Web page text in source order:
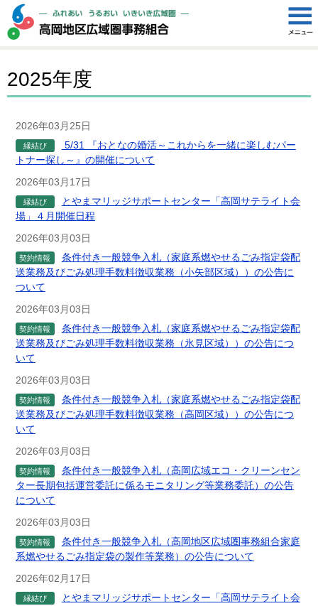
2025年度
2026年03月25日
縁結び
5/31 『おとなの婚活～これからを一緒に楽しむパー
トナー探し～』の開催について
2026年03月17日
縁結び
とやまマリッジサポートセンター「高岡サテライト会
場」４月開催日程
2026年03月03日
契約情報
条件付き一般競争入札（家庭系燃やせるごみ指定袋配
送業務及びごみ処理手数料徴収業務（小矢部区域））の公告に
ついて
2026年03月03日
契約情報
条件付き一般競争入札（家庭系燃やせるごみ指定袋配
送業務及びごみ処理手数料徴収業務（氷見区域））の公告につ
いて
2026年03月03日
契約情報
条件付き一般競争入札（家庭系燃やせるごみ指定袋配
送業務及びごみ処理手数料徴収業務（高岡区域））の公告につ
いて
2026年03月03日
契約情報
条件付き一般競争入札（高岡広域エコ・クリーンセン
ター長期包括運営委託に係るモニタリング等業務委託）の公告
について
2026年03月03日
契約情報
条件付き一般競争入札（高岡地区広域圏事務組合家庭
系燃やせるごみ指定袋の製作等業務）の公告について
2026年02月17日
縁結び
とやまマリッジサポートセンター「高岡サテライト会